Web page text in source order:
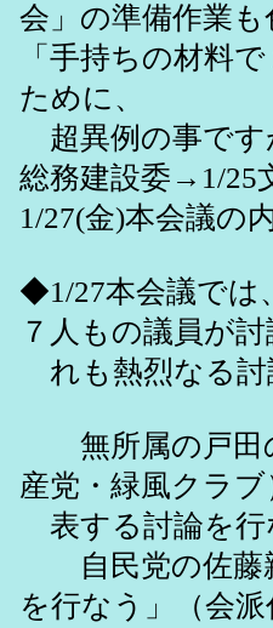
会」の準備作業
「手持ちの材料
ために、
超異例の事です
総務建設委→1/25
1/27(金)本会議の
◆1/27本会議では
７人もの議員が
れも熱烈なる討
無所属の戸田
産党・緑風クラ
表する討論を行
自民党の佐藤
を行なう」（会